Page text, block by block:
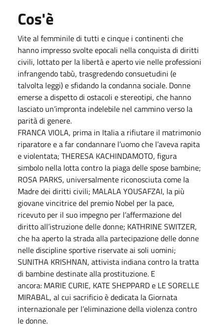
Cos'è
Vite al femminile di tutti e cinque i continenti che
hanno impresso svolte epocali nella conquista di diritti
civili, lottato per la libertà e aperto vie nelle professioni
infrangendo tabù, trasgredendo consuetudini (e
talvolta leggi) e sfidando la condanna sociale. Donne
emerse a dispetto di ostacoli e stereotipi, che hanno
lasciato un’impronta indelebile nel cammino verso la
parità di genere.
FRANCA VIOLA, prima in Italia a rifiutare il matrimonio
riparatore e a far condannare l’uomo che l’aveva rapita
e violentata; THERESA KACHINDAMOTO, figura
simbolo nella lotta contro la piaga delle spose bambine;
ROSA PARKS, universalmente riconosciuta come la
Madre dei diritti civili; MALALA YOUSAFZAI, la più
giovane vincitrice del premio Nobel per la pace,
ricevuto per il suo impegno per l’affermazione del
diritto all’istruzione delle donne; KATHRINE SWITZER,
che ha aperto la strada alla partecipazione delle donne
nelle discipline sportive riservate ai soli uomini;
SUNITHA KRISHNAN, attivista indiana contro la tratta
di bambine destinate alla prostituzione. E
ancora: MARIE CURIE, KATE SHEPPARD e LE SORELLE
MIRABAL, al cui sacrificio è dedicata la Giornata
internazionale per l’eliminazione della violenza contro
le donne.